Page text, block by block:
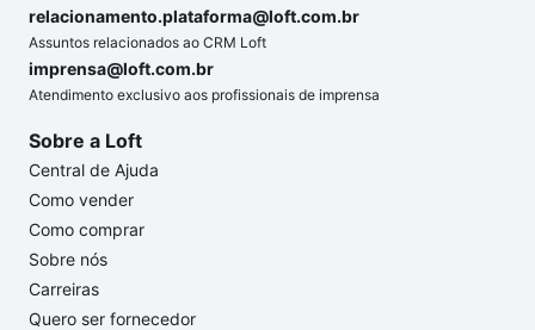
relacionamento.plataforma@loft.com.br
Assuntos relacionados ao CRM Loft
imprensa@loft.com.br
Atendimento exclusivo aos profissionais de imprensa
Sobre a Loft
Central de Ajuda
Como vender
Como comprar
Sobre nós
Carreiras
Quero ser fornecedor